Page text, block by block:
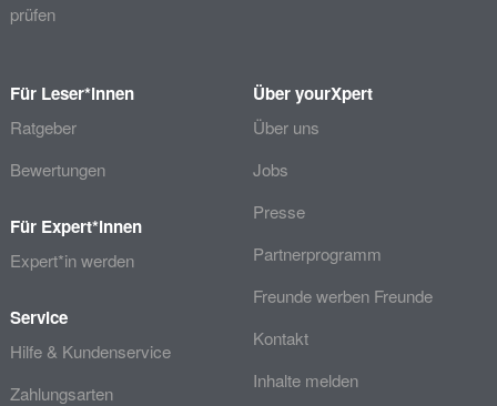
prüfen
Für Leser*innen
Ratgeber
Bewertungen
Für Expert*innen
Expert*in werden
Service
Hilfe & Kundenservice
Zahlungsarten
Über yourXpert
Über uns
Jobs
Presse
Partnerprogramm
Freunde werben Freunde
Kontakt
Inhalte melden